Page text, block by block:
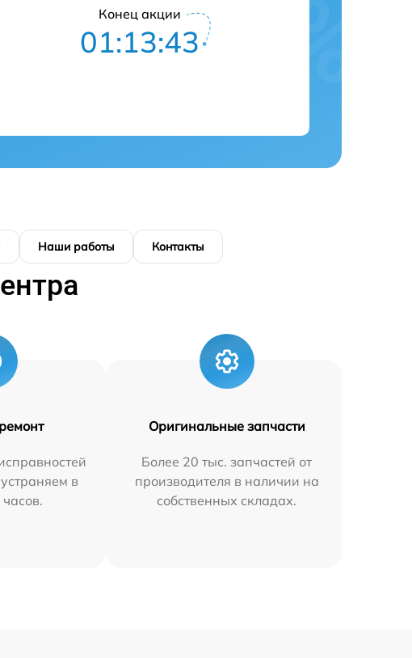
Конец акции
01:13:42
Наши работы Контакты
в
Оригинальные запчасти
Более 20 тыс. запчастей от
производителя в наличии на
собственных складах.